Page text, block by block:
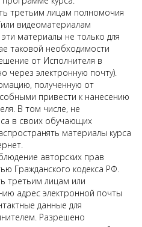
третьим лицам полномочия
видеоматериалам
материалы не только для
таковой необходимости
от Исполнителя в
электронную почту).
полученную от
привести к нанесению
В том числе, не
в своих обучающих
материалы курса
авторских прав
Гражданского кодекса РФ.
третьим лицам или
адрес электронной почты
данные для
Разрешено